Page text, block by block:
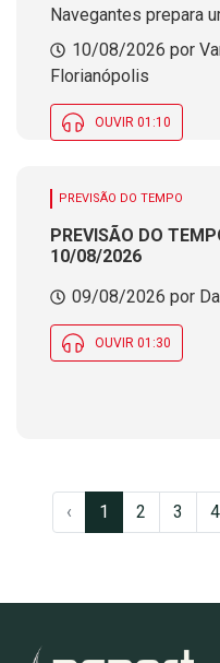
Navegantes prepara
agosto, com eventos
comemorações pelos
10/08/2026 por
Florianópolis
OUVIR 01:10
PREVISÃO DO TEMPO
PREVISÃO DO
10/08/2026
09/08/2026 por
OUVIR 01:30
‹ 1 2 3 4